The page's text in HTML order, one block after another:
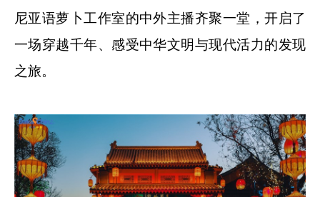
尼亚语萝卜工作室的中外主播齐聚一堂，开启了
一场穿越千年、感受中华文明与现代活力的发现
之旅。